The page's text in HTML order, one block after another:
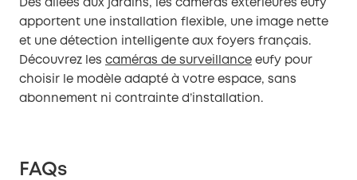
Des allées aux jardins, les caméras extérieures eufy
apportent une installation flexible, une image nette
et une détection intelligente aux foyers français.
Découvrez les caméras de surveillance eufy pour
choisir le modèle adapté à votre espace, sans
abonnement ni contrainte d’installation.
FAQs